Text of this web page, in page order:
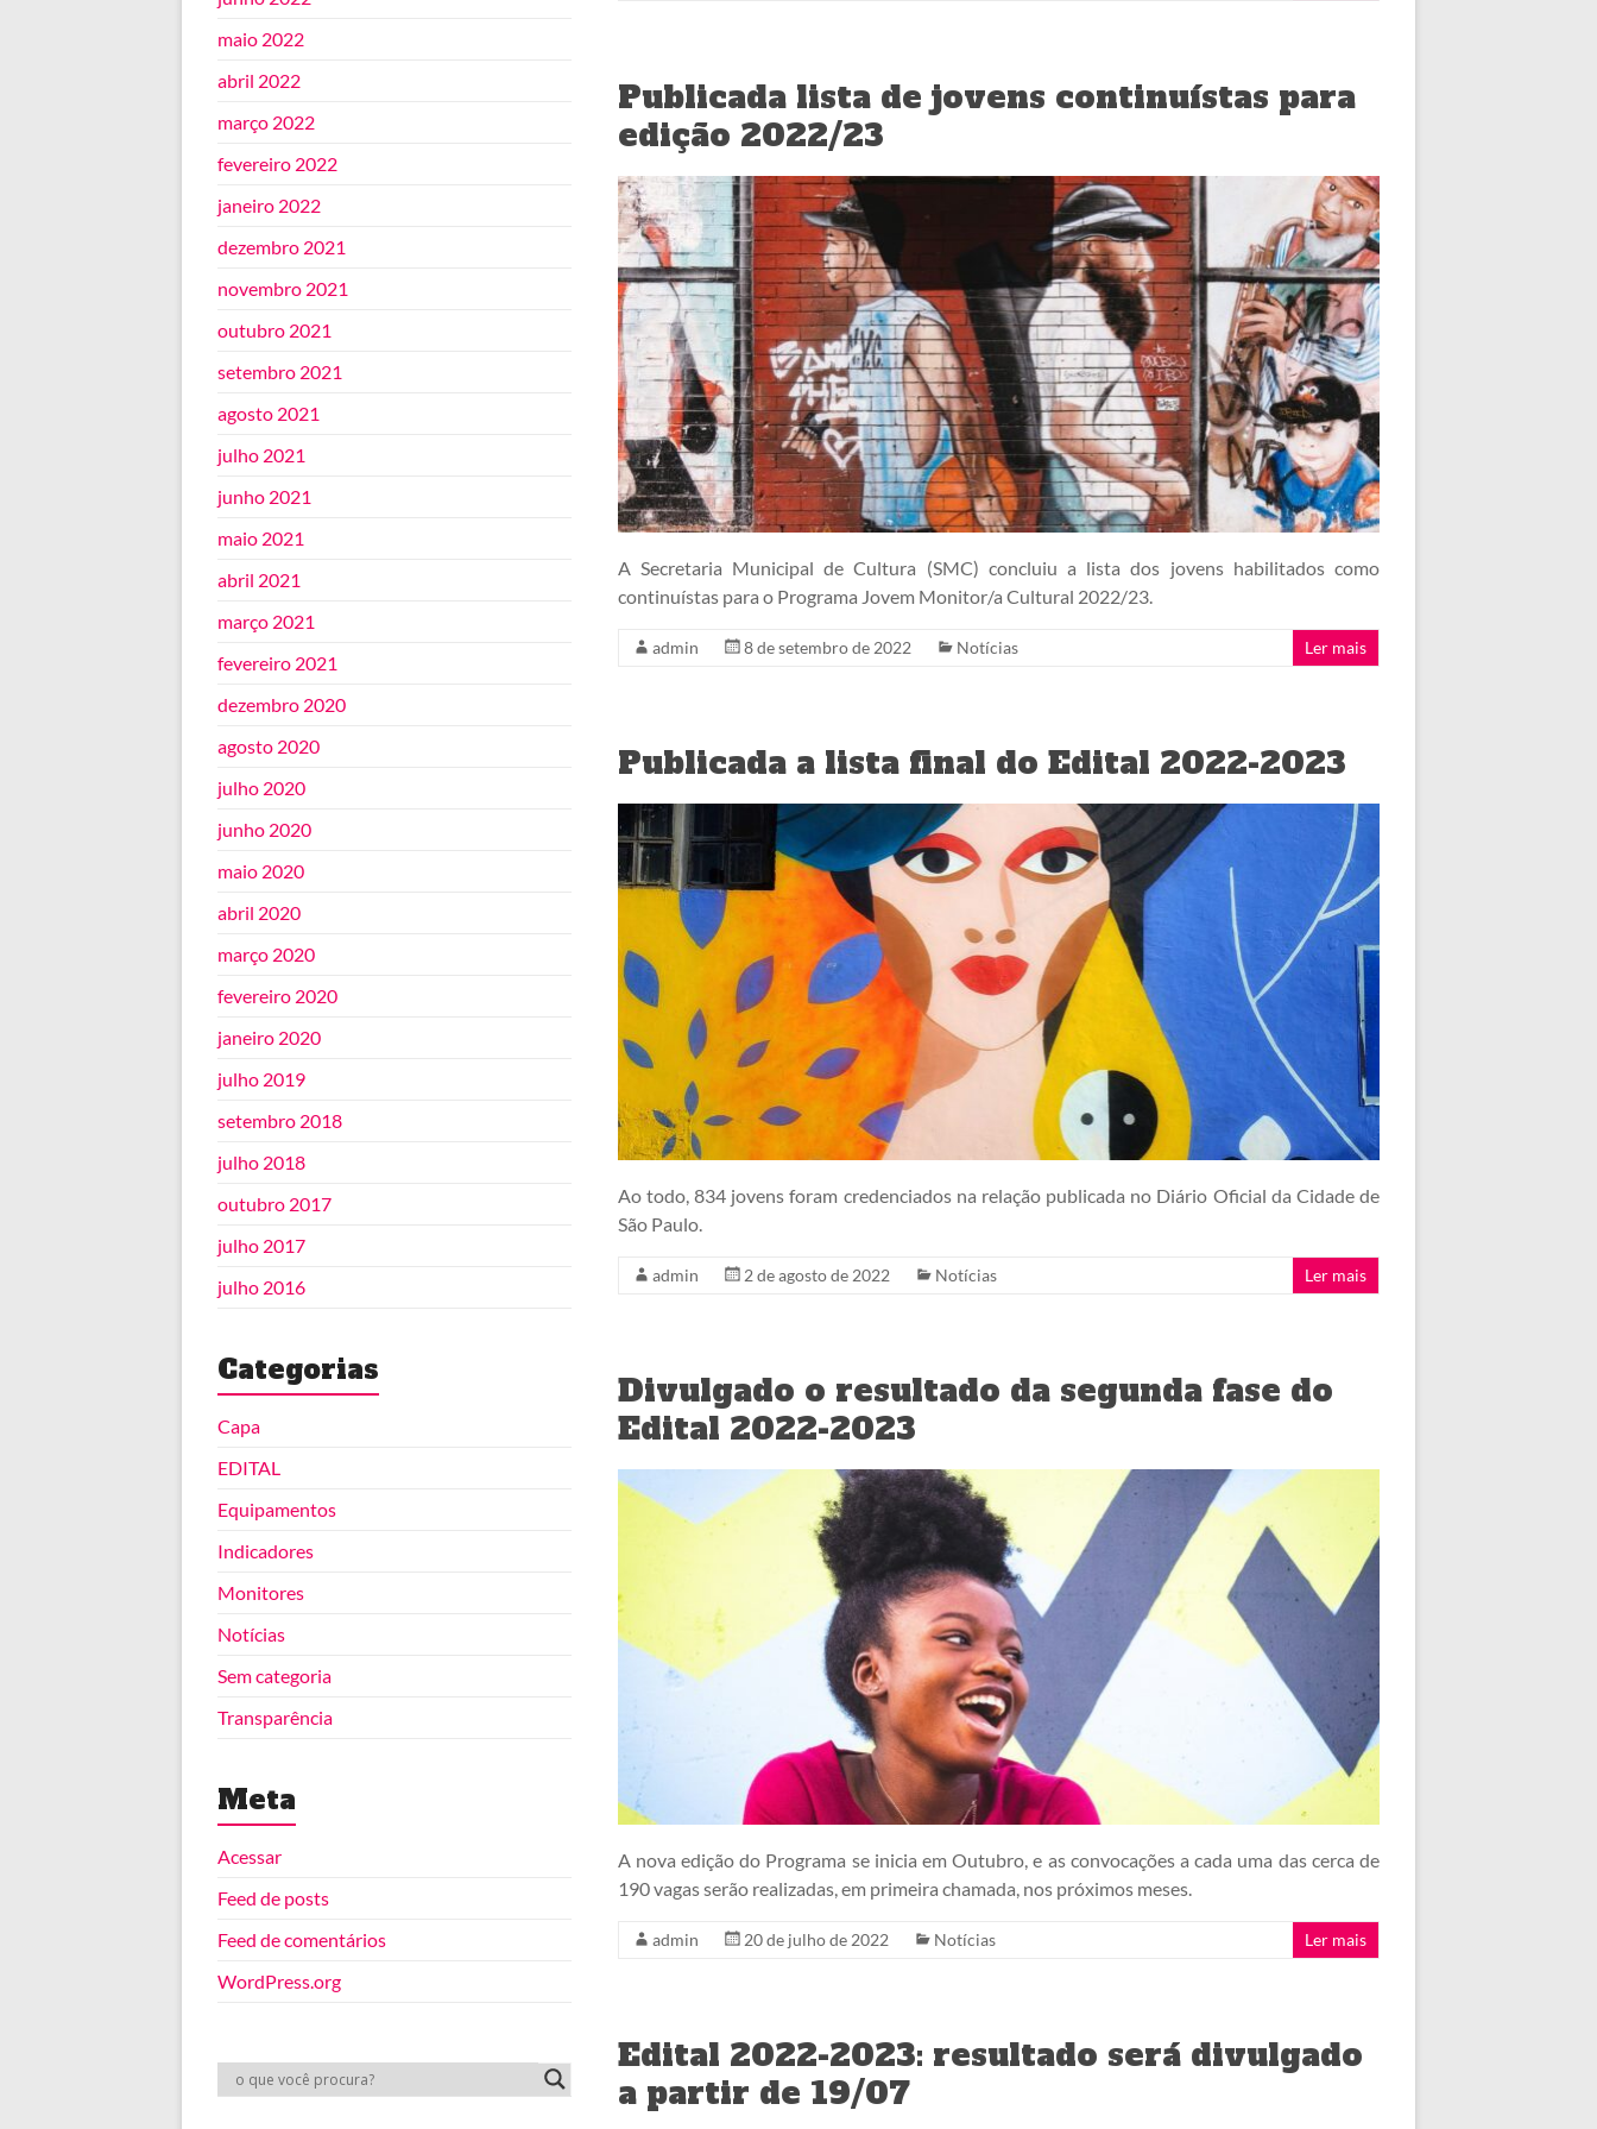
Publicada lista de jovens continuístas para
edição 2022/23
A Secretaria Municipal de Cultura (SMC) concluiu a lista dos jovens habilitados como
continuístas para o Programa Jovem Monitor/a Cultural 2022/23.
admin 8 de setembro de 2022 Notícias Ler mais
Publicada a lista final do Edital 2022-2023
Ao todo, 834 jovens foram credenciados na relação publicada no Diário Oficial da Cidade de
São Paulo.
admin 2 de agosto de 2022 Notícias Ler mais
Divulgado o resultado da segunda fase do
Edital 2022-2023
A nova edição do Programa se inicia em Outubro, e as convocações a cada uma das cerca de
190 vagas serão realizadas, em primeira chamada, nos próximos meses.
admin 20 de julho de 2022 Notícias Ler mais
Edital 2022-2023: resultado será divulgado
a partir de 19/07
maio 2022
abril 2022
março 2022
fevereiro 2022
janeiro 2022
dezembro 2021
novembro 2021
outubro 2021
setembro 2021
agosto 2021
julho 2021
junho 2021
maio 2021
abril 2021
março 2021
fevereiro 2021
dezembro 2020
agosto 2020
julho 2020
junho 2020
maio 2020
abril 2020
março 2020
fevereiro 2020
janeiro 2020
julho 2019
setembro 2018
julho 2018
outubro 2017
julho 2017
julho 2016
Categorias
Capa
EDITAL
Equipamentos
Indicadores
Monitores
Notícias
Sem categoria
Transparência
Meta
Acessar
Feed de posts
Feed de comentários
WordPress.org